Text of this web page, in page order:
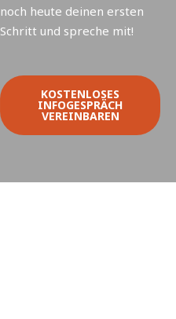
noch heute deinen ersten
Schritt und spreche mit!
KOSTENLOSES
INFOGESPRÄCH
VEREINBAREN